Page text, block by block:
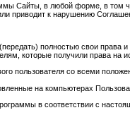
Сайты, в любой форме, в том
приводит к нарушению
полностью свои
которые получили права на
пользователя со всеми
на компьютерах
в соответствии с